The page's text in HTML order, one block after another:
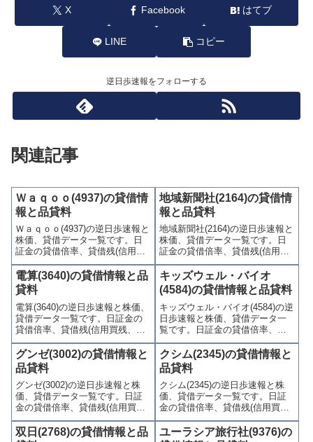
X Facebook はてブ
LINE コピー
逆日歩速報をフォローする
関連記事
Ｗａｑｏｏ(4937)の貸借情
報と品貸料
Ｗａｑｏｏ(4937)の逆日歩速報と
株価、貸借データ一覧です。日
証金の貸借倍率、貸借残(信用買
残、信用売残)、品貸料(逆日
歩)、東証の週末残高、規制(注意
喚起・申込停止)など、空売り関
連情報を集計し、図解でわかり
やすくまとめて掲載していま
す。
地域新聞社(2164)の貸借情
報と品貸料
地域新聞社(2164)の逆日歩速報と
株価、貸借データ一覧です。日
証金の貸借倍率、貸借残(信用買
残、信用売残)、品貸料(逆日
歩)、東証の週末残高、規制(注意
喚起・申込停止)など、空売り関
連情報を集計し、図解でわかり
やすくまとめて掲載していま
す。
電算(3640)の貸借情報と品
貸料
電算(3640)の逆日歩速報と株価、
貸借データ一覧です。日証金の
貸借倍率、貸借残(信用買残、信
用売残)、品貸料(逆日歩)、東証
の週末残高、規制(注意喚起・申
込停止)など、空売り関連情報を
集計し、図解でわかりやすくま
とめて掲載しています。
キッズウェル・バイオ
(4584)の貸借情報と品貸料
キッズウェル・バイオ(4584)の逆
日歩速報と株価、貸借データ一
覧です。日証金の貸借倍率、貸
借残(信用買残、信用売残)、品貸
料(逆日歩)、東証の週末残高、規
制(注意喚起・申込停止)など、空
売り関連情報を集計し、図解で
わかりやすくまとめて掲載して
います。
グンゼ(3002)の貸借情報と
品貸料
グンゼ(3002)の逆日歩速報と株
価、貸借データ一覧です。日証
金の貸借倍率、貸借残(信用買
残、信用売残)、品貸料(逆日
歩)、東証の週末残高、規制(注意
クシム(2345)の貸借情報と
品貸料
クシム(2345)の逆日歩速報と株
価、貸借データ一覧です。日証
金の貸借倍率、貸借残(信用買
残、信用売残)、品貸料(逆日
歩)、東証の週末残高、規制(注意
双日(2768)の貸借情報と品
ユーラシア旅行社(9376)の